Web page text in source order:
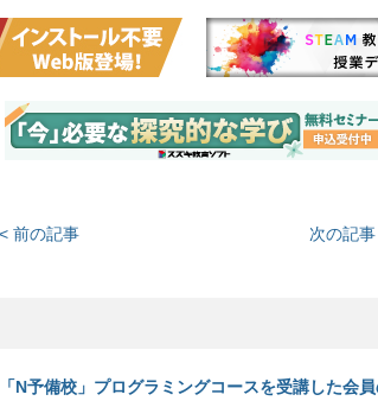
前の記事 次の記
N予備校」プログラミングコースを受講した会